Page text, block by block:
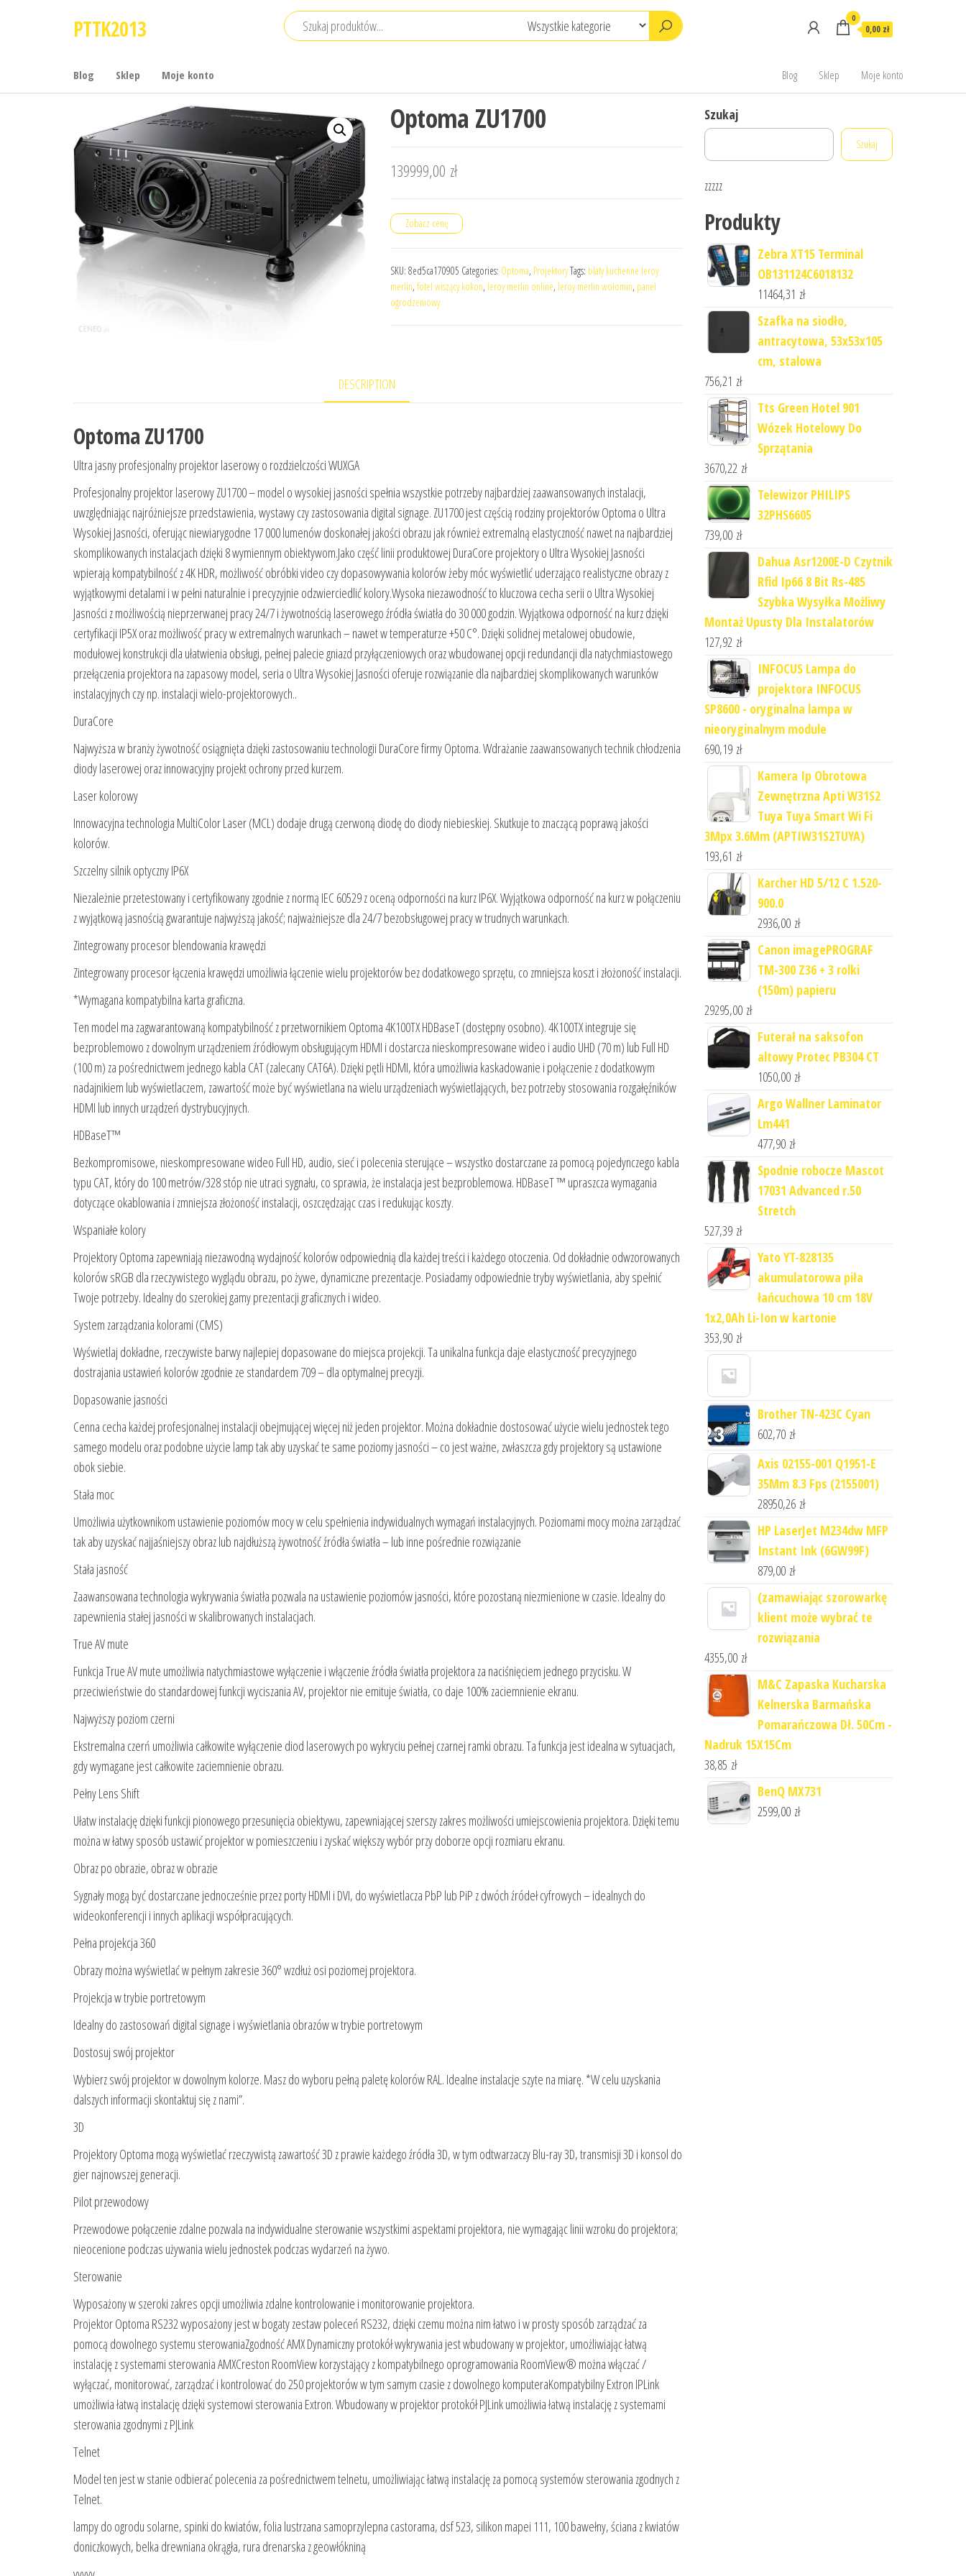
PTTK2013 0
0,00 zł
Blog Sklep Moje konto Blog Sklep Moje konto
Optoma ZU1700
139999,00 zł
Zobacz cenę
SKU: 8ed5ca170905 Categories: Optoma, ProjektoryTags: blaty kuchenne leroy
merlin, fotel wiszący kokon, leroy merlin online, leroy merlin wołomin, panel
ogrodzeniowy
DESCRIPTION
Optoma ZU1700
Ultra jasny profesjonalny projektor laserowy o rozdzielczości WUXGA
Profesjonalny projektor laserowy ZU1700 – model o wysokiej jasności spełnia wszystkie potrzeby najbardziej zaawansowanych instalacji,
uwzględniając najróżniejsze przedstawienia, wystawy czy zastosowania digital signage. ZU1700 jest częścią rodziny projektorów Optoma o Ultra
Wysokiej Jasności, oferując niewiarygodne 17 000 lumenów doskonałej jakości obrazu jak również extremalną elastyczność nawet na najbardziej
skomplikowanych instalacjach dzięki 8 wymiennym obiektywom.Jako część linii produktowej DuraCore projektory o Ultra Wysokiej Jasności
wpierają kompatybilność z 4K HDR, możliwość obróbki video czy dopasowywania kolorów żeby móc wyświetlić uderzająco realistyczne obrazy z
wyjątkowymi detalami i w pełni naturalnie i precyzyjnie odzwierciedlić kolory.Wysoka niezawodność to kluczowa cecha serii o Ultra Wysokiej
Jasności z możliwością nieprzerwanej pracy 24/7 i żywotnością laserowego źródła światła do 30 000 godzin. Wyjątkowa odporność na kurz dzięki
certyfikacji IP5X oraz możliwość pracy w extremalnych warunkach – nawet w temperaturze +50 C°. Dzięki solidnej metalowej obudowie,
modułowej konstrukcji dla ułatwienia obsługi, pełnej palecie gniazd przyłączeniowych oraz wbudowanej opcji redundancji dla natychmiastowego
przełączenia projektora na zapasowy model, seria o Ultra Wysokiej Jasności oferuje rozwiązanie dla najbardziej skomplikowanych warunków
instalacyjnych czy np. instalacji wielo-projektorowych..
DuraCore
Najwyższa w branży żywotność osiągnięta dzięki zastosowaniu technologii DuraCore firmy Optoma. Wdrażanie zaawansowanych technik chłodzenia
diody laserowej oraz innowacyjny projekt ochrony przed kurzem.
Laser kolorowy
Innowacyjna technologia MultiColor Laser (MCL) dodaje drugą czerwoną diodę do diody niebieskiej. Skutkuje to znaczącą poprawą jakości
kolorów.
Szczelny silnik optyczny IP6X
Niezależnie przetestowany i certyfikowany zgodnie z normą IEC 60529 z oceną odporności na kurz IP6X. Wyjątkowa odporność na kurz w połączeniu
z wyjątkową jasnością gwarantuje najwyższą jakość; najważniejsze dla 24/7 bezobsługowej pracy w trudnych warunkach.
Zintegrowany procesor blendowania krawędzi
Zintegrowany procesor łączenia krawędzi umożliwia łączenie wielu projektorów bez dodatkowego sprzętu, co zmniejsza koszt i złożoność instalacji.
*Wymagana kompatybilna karta graficzna.
Ten model ma zagwarantowaną kompatybilność z przetwornikiem Optoma 4K100TX HDBaseT (dostępny osobno). 4K100TX integruje się
bezproblemowo z dowolnym urządzeniem źródłowym obsługującym HDMI i dostarcza nieskompresowane wideo i audio UHD (70 m) lub Full HD
(100 m) za pośrednictwem jednego kabla CAT (zalecany CAT6A). Dzięki pętli HDMI, która umożliwia kaskadowanie i połączenie z dodatkowym
nadajnikiem lub wyświetlaczem, zawartość może być wyświetlana na wielu urządzeniach wyświetlających, bez potrzeby stosowania rozgałęźników
HDMI lub innych urządzeń dystrybucyjnych.
HDBaseT™
Bezkompromisowe, nieskompresowane wideo Full HD, audio, sieć i polecenia sterujące – wszystko dostarczane za pomocą pojedynczego kabla
typu CAT, który do 100 metrów/328 stóp nie utraci sygnału, co sprawia, że instalacja jest bezproblemowa. HDBaseT ™ upraszcza wymagania
dotyczące okablowania i zmniejsza złożoność instalacji, oszczędzając czas i redukując koszty.
Wspaniałe kolory
Projektory Optoma zapewniają niezawodną wydajność kolorów odpowiednią dla każdej treści i każdego otoczenia. Od dokładnie odwzorowanych
kolorów sRGB dla rzeczywistego wyglądu obrazu, po żywe, dynamiczne prezentacje. Posiadamy odpowiednie tryby wyświetlania, aby spełnić
Twoje potrzeby. Idealny do szerokiej gamy prezentacji graficznych i wideo.
System zarządzania kolorami (CMS)
Wyświetlaj dokładne, rzeczywiste barwy najlepiej dopasowane do miejsca projekcji. Ta unikalna funkcja daje elastyczność precyzyjnego
dostrajania ustawień kolorów zgodnie ze standardem 709 – dla optymalnej precyzji.
Dopasowanie jasności
Cenna cecha każdej profesjonalnej instalacji obejmującej więcej niż jeden projektor. Można dokładnie dostosować użycie wielu jednostek tego
samego modelu oraz podobne użycie lamp tak aby uzyskać te same poziomy jasności – co jest ważne, zwłaszcza gdy projektory są ustawione
obok siebie.
Stała moc
Umożliwia użytkownikom ustawienie poziomów mocy w celu spełnienia indywidualnych wymagań instalacyjnych. Poziomami mocy można zarządzać
tak aby uzyskać najjaśniejszy obraz lub najdłuższą żywotność źródła światła – lub inne pośrednie rozwiązanie
Stała jasność
Zaawansowana technologia wykrywania światła pozwala na ustawienie poziomów jasności, które pozostaną niezmienione w czasie. Idealny do
zapewnienia stałej jasności w skalibrowanych instalacjach.
True AV mute
Funkcja True AV mute umożliwia natychmiastowe wyłączenie i włączenie źródła światła projektora za naciśnięciem jednego przycisku. W
przeciwieństwie do standardowej funkcji wyciszania AV, projektor nie emituje światła, co daje 100% zaciemnienie ekranu.
Najwyższy poziom czerni
Ekstremalna czerń umożliwia całkowite wyłączenie diod laserowych po wykryciu pełnej czarnej ramki obrazu. Ta funkcja jest idealna w sytuacjach,
gdy wymagane jest całkowite zaciemnienie obrazu.
Pełny Lens Shift
Ułatw instalację dzięki funkcji pionowego przesunięcia obiektywu, zapewniającej szerszy zakres możliwości umiejscowienia projektora. Dzięki temu
można w łatwy sposób ustawić projektor w pomieszczeniu i zyskać większy wybór przy doborze opcji rozmiaru ekranu.
Obraz po obrazie, obraz w obrazie
Sygnały mogą być dostarczane jednocześnie przez porty HDMI i DVI, do wyświetlacza PbP lub PiP z dwóch źródeł cyfrowych – idealnych do
wideokonferencji i innych aplikacji współpracujących.
Pełna projekcja 360
Obrazy można wyświetlać w pełnym zakresie 360° wzdłuż osi poziomej projektora.
Projekcja w trybie portretowym
Idealny do zastosowań digital signage i wyświetlania obrazów w trybie portretowym
Dostosuj swój projektor
Wybierz swój projektor w dowolnym kolorze. Masz do wyboru pełną paletę kolorów RAL. Idealne instalacje szyte na miarę. *W celu uzyskania
dalszych informacji skontaktuj się z nami”.
3D
Projektory Optoma mogą wyświetlać rzeczywistą zawartość 3D z prawie każdego źródła 3D, w tym odtwarzaczy Blu-ray 3D, transmisji 3D i konsol do
gier najnowszej generacji.
Pilot przewodowy
Przewodowe połączenie zdalne pozwala na indywidualne sterowanie wszystkimi aspektami projektora, nie wymagając linii wzroku do projektora;
nieocenione podczas używania wielu jednostek podczas wydarzeń na żywo.
Sterowanie
Wyposażony w szeroki zakres opcji umożliwia zdalne kontrolowanie i monitorowanie projektora.
Projektor Optoma RS232 wyposażony jest w bogaty zestaw poleceń RS232, dzięki czemu można nim łatwo i w prosty sposób zarządzać za
pomocą dowolnego systemu sterowaniaZgodność AMX Dynamiczny protokół wykrywania jest wbudowany w projektor, umożliwiając łatwą
instalację z systemami sterowania AMXCreston RoomView korzystający z kompatybilnego oprogramowania RoomView® można włączać /
wyłączać, monitorować, zarządzać i kontrolować do 250 projektorów w tym samym czasie z dowolnego komputeraKompatybilny Extron IPLink
umożliwia łatwą instalację dzięki systemowi sterowania Extron. Wbudowany w projektor protokół PJLink umożliwia łatwą instalację z systemami
sterowania zgodnymi z PJLink
Telnet
Model ten jest w stanie odbierać polecenia za pośrednictwem telnetu, umożliwiając łatwą instalację za pomocą systemów sterowania zgodnych z
Telnet.
lampy do ogrodu solarne, spinki do kwiatów, folia lustrzana samoprzylepna castorama, dsf 523, silikon mapei 111, 100 bawełny, ściana z kwiatów
doniczkowych, belka drewniana okrągła, rura drenarska z geowłókniną
Szukaj
Szukaj
zzzzz
Produkty
Zebra XT15 Terminal
OB131124C6018132
11464,31 zł
Szafka na siodło,
antracytowa, 53x53x105
cm, stalowa
756,21 zł
Tts Green Hotel 901
Wózek Hotelowy Do
Sprzątania
3670,22 zł
Telewizor PHILIPS
32PHS6605
739,00 zł
Dahua Asr1200E-D Czytnik
Rfid Ip66 8 Bit Rs-485
Szybka Wysyłka Możliwy
Montaż Upusty Dla Instalatorów
127,92 zł
INFOCUS Lampa do
projektora INFOCUS
SP8600 - oryginalna lampa w
nieoryginalnym module
690,19 zł
Kamera Ip Obrotowa
Zewnętrzna Apti W31S2
Tuya Tuya Smart Wi Fi
3Mpx 3.6Mm (APTIW31S2TUYA)
193,61 zł
Karcher HD 5/12 C 1.520-
900.0
2936,00 zł
Canon imagePROGRAF
TM-300 Z36 + 3 rolki
(150m) papieru
29295,00 zł
Futerał na saksofon
altowy Protec PB304 CT
1050,00 zł
Argo Wallner Laminator
Lm441
477,90 zł
Spodnie robocze Mascot
17031 Advanced r.50
Stretch
527,39 zł
Yato YT-828135
akumulatorowa piła
łańcuchowa 10 cm 18V
1x2,0Ah Li-Ion w kartonie
353,90 zł
Brother TN-423C Cyan
602,70 zł
Axis 02155-001 Q1951-E
35Mm 8.3 Fps (2155001)
28950,26 zł
HP LaserJet M234dw MFP
Instant Ink (6GW99F)
879,00 zł
(zamawiając szorowarkę
klient może wybrać te
rozwiązania
4355,00 zł
M&C Zapaska Kucharska
Kelnerska Barmańska
Pomarańczowa Dł. 50Cm -
Nadruk 15X15Cm
38,85 zł
BenQ MX731
2599,00 zł